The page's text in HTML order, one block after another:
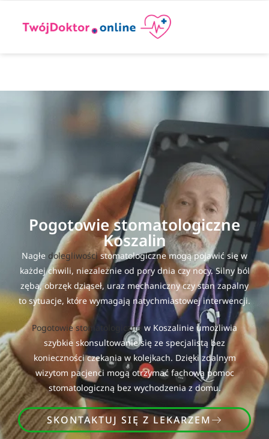
Pogotowie stomatologiczne
Koszalin
Nagłe dolegliwościstomatologiczne mogą pojawić się w
każdej chwili, niezależnie od pory dnia czy nocy. Silny ból
zęba, obrzęk dziąseł, uraz mechaniczny czy stan zapalny
to sytuacje, które wymagają natychmiastowej interwencji.
Pogotowie stomatologiczne w Koszalinie umożliwia
szybkie skonsultowanie się ze specjalistą bez
konieczności czekania w kolejkach. Dzięki zdalnym
wizytom pacjenci mogą otrzymać fachową pomoc
stomatologiczną bez wychodzenia z domu.
SKONTAKTUJ SIĘ Z LEKARZEM